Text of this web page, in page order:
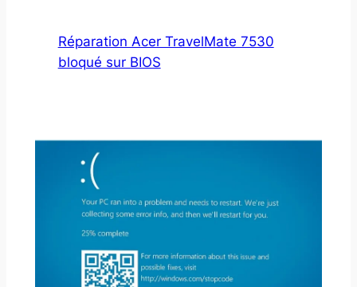
Réparation Acer TravelMate 7530
bloqué sur BIOS